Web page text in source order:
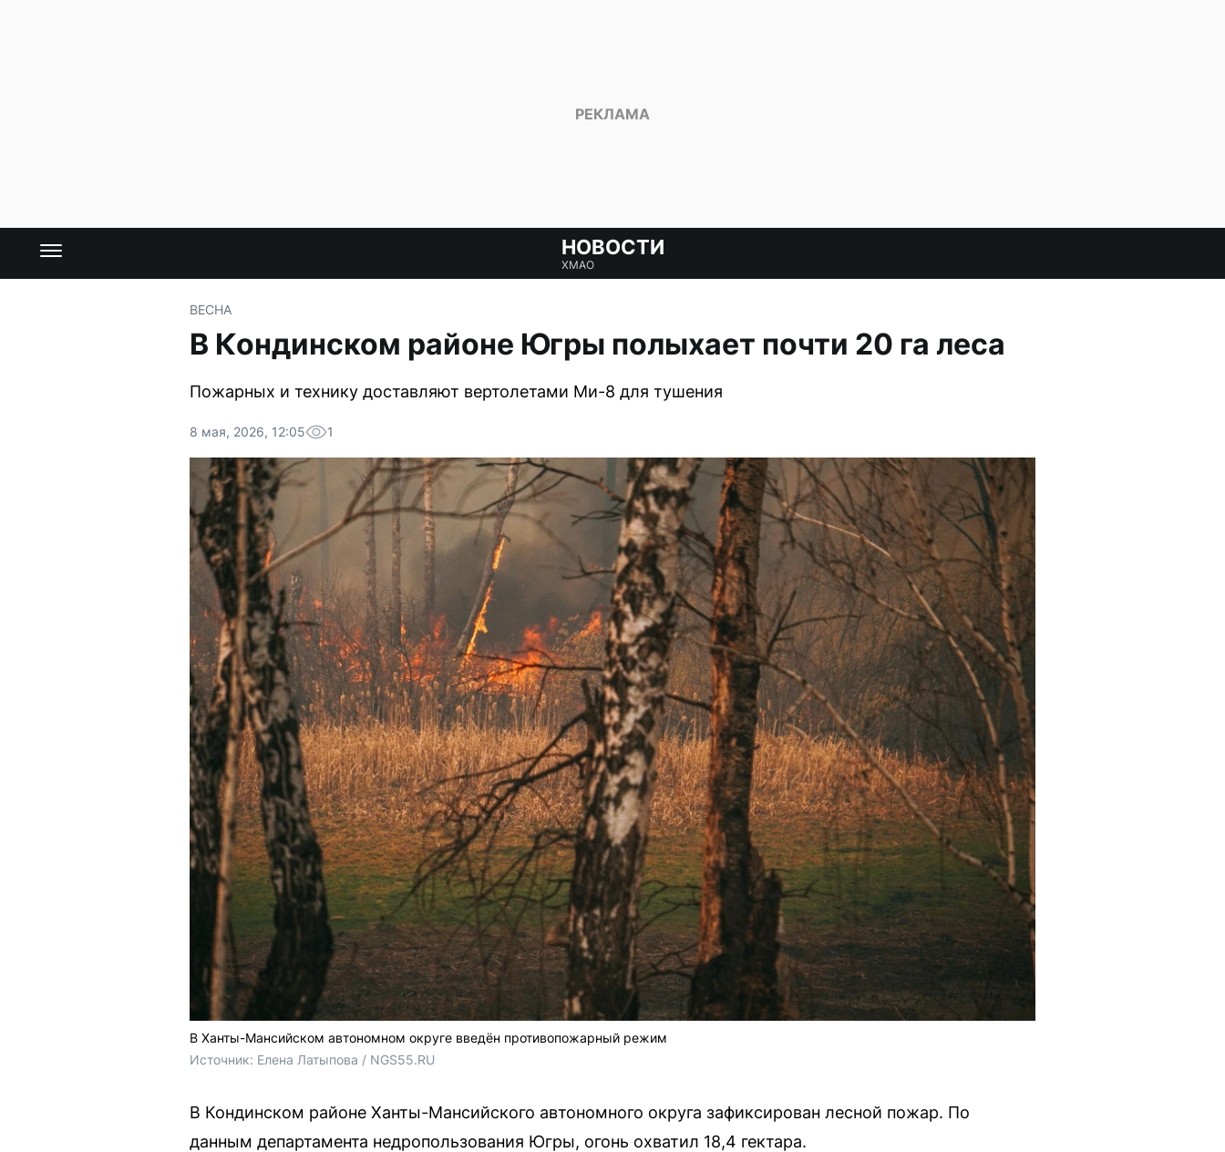
НОВОСТИ
ХМАО
ВЕСНА
В Кондинском районе Югры полыхает почти 20 га леса
Пожарных и технику доставляют вертолетами Ми-8 для тушения
8 мая, 2026, 12:05 1
В Ханты-Мансийском автономном округе введён противопожарный режим
Источник: Елена Латыпова / NGS55.RU
В Кондинском районе Ханты-Мансийского автономного округа зафиксирован лесной пожар. По
данным департамента недропользования Югры, огонь охватил 18,4 гектара.